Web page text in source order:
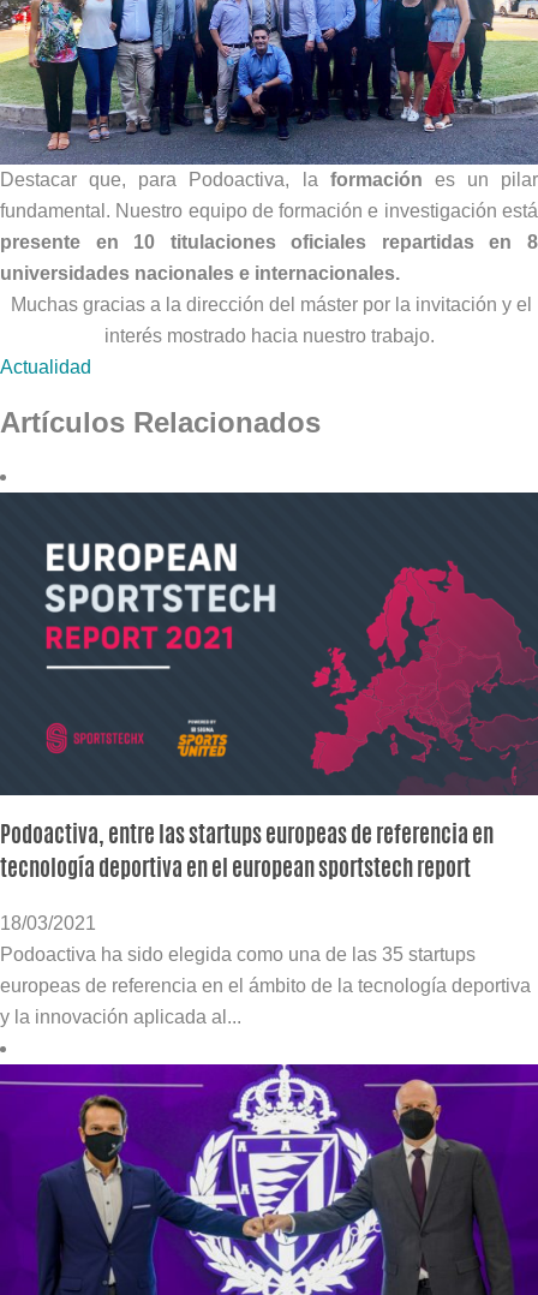
Destacar que, para Podoactiva, la formación es un pilar
fundamental. Nuestro equipo de formación e investigación está
presente en 10 titulaciones oficiales repartidas en 8
universidades nacionales e internacionales.
Muchas gracias a la dirección del máster por la invitación y el
interés mostrado hacia nuestro trabajo.
Actualidad
Artículos Relacionados
Podoactiva, entre las startups europeas de referencia en
tecnología deportiva en el european sportstech report
18/03/2021
Podoactiva ha sido elegida como una de las 35 startups
europeas de referencia en el ámbito de la tecnología deportiva
y la innovación aplicada al...